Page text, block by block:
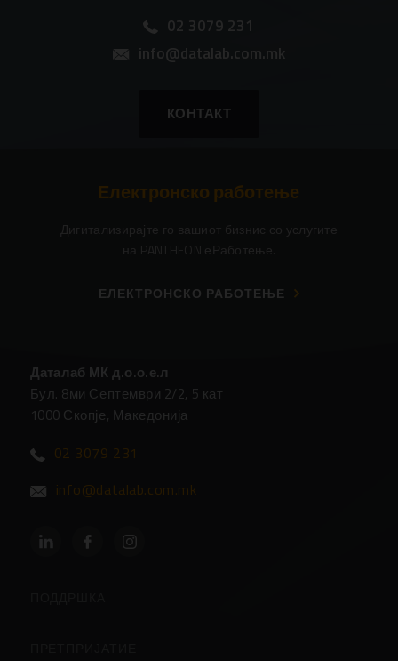
02 3079 231
info@datalab.com.mk
КОНТАКТ
Електронско работење
Дигитализирајте го вашиот бизнис со услугите
на PANTHEON еРаботење.
ЕЛЕКТРОНСКО РАБОТЕЊЕ
Даталаб МК д.о.о.е.л
Бул. 8ми Септември 2/2, 5 кат
1000 Скопје, Македонија
02 3079 231
info@datalab.com.mk